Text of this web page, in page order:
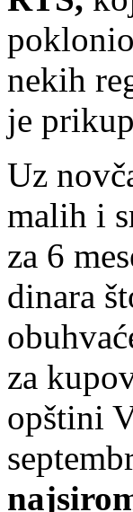
poklonio
nekih
je
Uz
malih i
za 6
dinara
za
opštini